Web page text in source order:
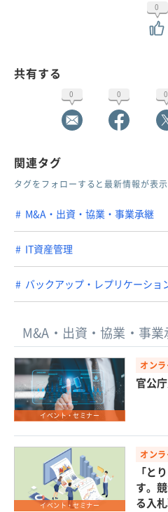
0
共有する
0 0 0
関連タグ
タグをフォローすると最新情報が表
M&A・出資・協業・事業承継
IT資産管理
バックアップ・レプリケーショ
M&A・出資・協業・事
イベント・セミナー
オン
官公
イベント・セミナー
オン
「と
す。
る入